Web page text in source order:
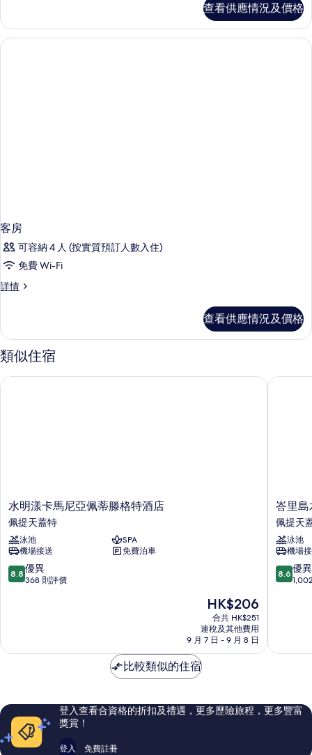
查看供應情況及價格
客房
可容納 4 人 (按實質預訂人數入住)
免費 Wi-Fi
詳情
客
查看供應情況及價格
類似住宿
水
明
漾
卡
馬
尼
亞
酒
天
蓋
水明漾卡馬尼亞佩蒂滕格特酒店
佩提天蓋特
泳池
SPA
機場接送
免費泊車
8.8
分
優
評
價
篇
評
8.8 優異
368 則評價
現
售
HK$206
HK$206
合共 HK$251
連稅及其他費用
9 月 7 日 - 9 月 8 日
水明漾卡馬尼亞佩蒂滕格特酒店
峇
里
島
水
明
漾
喜
店
蓋
特
峇里島
佩提天
泳池
機場
8.6
分
優
評
價
8.6 優異
峇里島
比較類似的住宿
登入查看合資格的折扣及禮遇，更多歷險旅程，更多豐富
獎賞！
登入 免費註冊